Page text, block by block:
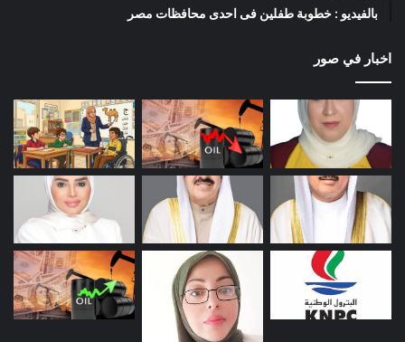
بالفيديو : خطوبة طفلين فى احدى محافظات مصر
اخبار في صور